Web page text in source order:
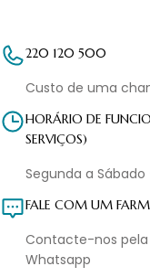
220 120 500
Custo de uma
HORÁRIO DE
SERVIÇOS)
Segunda a
FALE COM UM
Contacte-nos pela
Whatsapp